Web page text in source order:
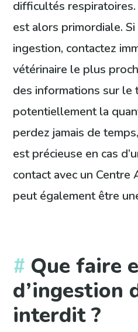
difficultés
est alors primordiale.
ingestion, contactez
vétérinaire le plus
des informations sur
potentiellement la
perdez jamais de
est précieuse en cas
contact avec un
peut également être
Que faire
d’ingestion
interdit ?